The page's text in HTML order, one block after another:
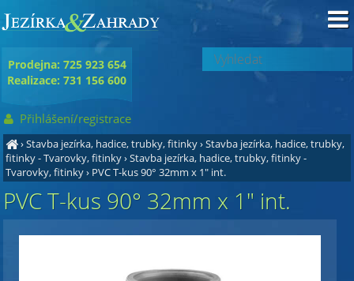
›Stavba jezírka, hadice, trubky, fitinky›Stavba jezírka, hadice, trubky,
fitinky - Tvarovky, fitinky›Stavba jezírka, hadice, trubky, fitinky -
Tvarovky, fitinky› PVC T-kus 90° 32mm x 1" int.
PVC T-kus 90° 32mm x 1" int.
Prodejna: 725 923 654
Realizace: 731 156 600
Přihlášení/registrace